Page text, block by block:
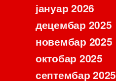
јануар 2026
децембар 2025
новембар 2025
октобар 2025
септембар 2025